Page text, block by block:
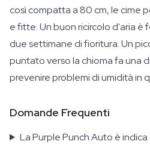
così compatta a 80 cm, le cime
e fitte. Un buon ricircolo d'aria
due settimane di fioritura. Un
puntato verso la chioma fa una
prevenire problemi di umidità in
Domande Frequenti
La Purple Punch Auto è indica